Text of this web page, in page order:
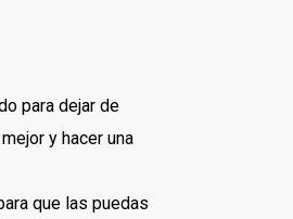
para dejar de
y hacer una
que las puedas